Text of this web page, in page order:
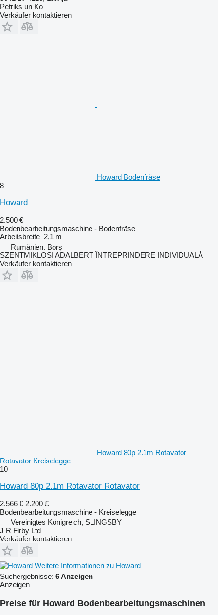
Petriks un Ko
Verkäufer kontaktieren
Howard Bodenfräse
8
Howard
2.500 €
Bodenbearbeitungsmaschine - Bodenfräse
Arbeitsbreite 2,1 m
Rumänien, Borș
SZENTMIKLOSI ADALBERT ÎNTREPRINDERE INDIVIDUALĂ
Verkäufer kontaktieren
Howard 80p 2.1m Rotavator
Rotavator Kreiselegge
10
Howard 80p 2.1m Rotavator Rotavator
2.566 € 2.200 £
Bodenbearbeitungsmaschine - Kreiselegge
Vereinigtes Königreich, SLINGSBY
J R Firby Ltd
Verkäufer kontaktieren
Weitere Informationen zu Howard
Suchergebnisse: 6 Anzeigen
Anzeigen
Preise für Howard Bodenbearbeitungsmaschinen